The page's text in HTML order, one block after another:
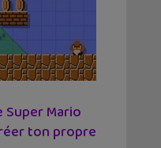
Super Mario
ton propre